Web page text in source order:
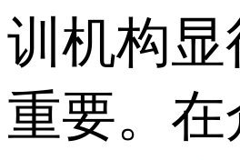
训机构显
重要。在